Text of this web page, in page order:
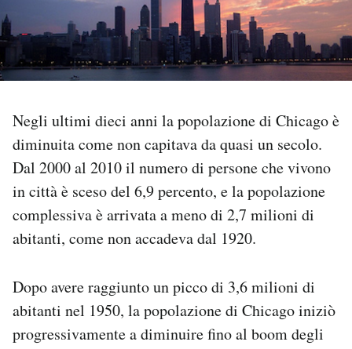
PODCAST
I MIEI PREFERITI
SHOP
CALENDARIO
AREA PERSONALE
Area Personale
Negli ultimi dieci anni la popolazione di Chicago è
diminuita come non capitava da quasi un secolo.
Dal 2000 al 2010 il numero di persone che vivono
in città è sceso del 6,9 percento, e la popolazione
complessiva è arrivata a meno di 2,7 milioni di
abitanti, come non accadeva dal 1920.
Dopo avere raggiunto un picco di 3,6 milioni di
abitanti nel 1950, la popolazione di Chicago iniziò
progressivamente a diminuire fino al boom degli